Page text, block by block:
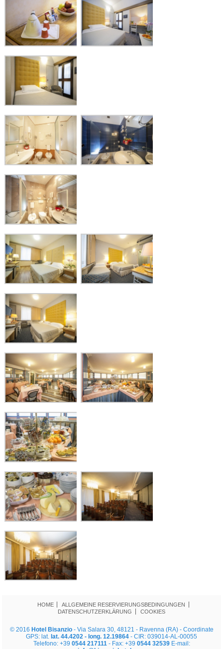
HOME
ALLGEMEINE RESERVIERUNGSBEDINGUNGEN
DATENSCHUTZERKLÄRUNG
COOKIES
© 2016 Hotel Bisanzio- Via Salara 30, 48121 - Ravenna (RA) - Coordinate
GPS: lat. lat. 44.4202 - long. 12.19864 - CIR: 039014-AL-00055
Telefono: +39 0544 217111 - Fax: +39 0544 32539E-mail: